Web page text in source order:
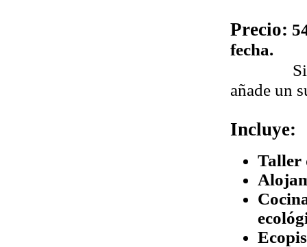
Precio:
fecha.
añade un
Incluye:
Taller